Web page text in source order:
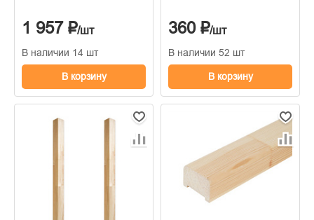
1 957 ₽/шт
В наличии 14 шт
В корзину
360 ₽/шт
В наличии 52 шт
В корзину